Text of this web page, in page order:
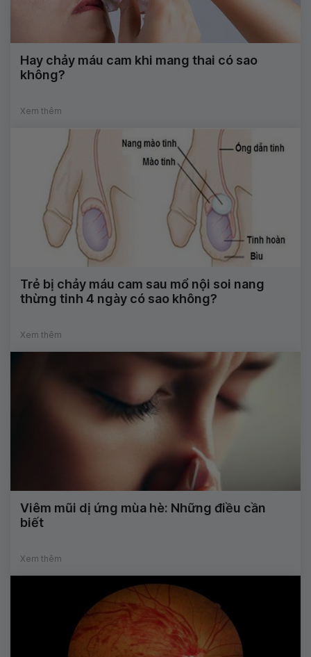
Hay chảy máu cam khi mang thai có sao
không?
Xem thêm
Trẻ bị chảy máu cam sau mổ nội soi nang
thừng tinh 4 ngày có sao không?
Xem thêm
Viêm mũi dị ứng mùa hè: Những điều cần
biết
Xem thêm